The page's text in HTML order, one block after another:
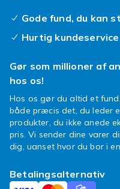
Gode fund, du kan
Hurtig kundeservice
Gør som millioner af
hos os!
Hos os gør du altid et
både præcis det, du leder
produkter, du ikke anede
pris. Vi sender dine varer
dig, uanset hvor du bor i
Betalingsalternativ